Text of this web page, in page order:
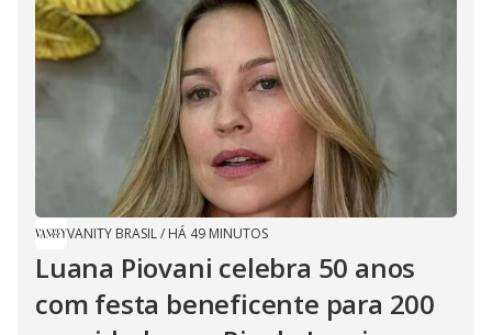
VANITY BRASIL/ HÁ 49 MINUTOS
Luana Piovani celebra 50 anos
com festa beneficente para 200